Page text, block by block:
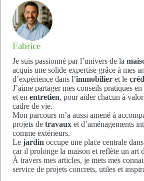
Fabrice
Je suis passionné par l’univers de la
acquis une solide expertise grâce à mes
d’expérience dans l’immobilier et le
J’aime partager mes conseils pratiques en
et en entretien, pour aider chacun à
cadre de vie.
Mon parcours m’a aussi amené à
projets de travaux et d’aménagements
comme extérieurs.
Le jardin occupe une place centrale
car il prolonge la maison et reflète un art
À travers mes articles, je mets mes
service de projets concrets, utiles et